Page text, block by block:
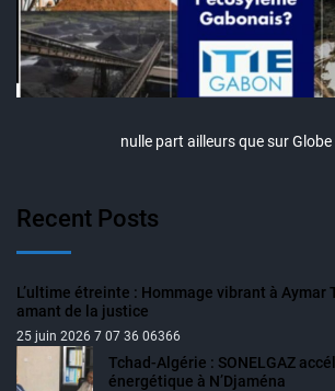
nulle part ailleurs que sur
Recent Posts
L’ultime étreinte : Hommage vibrant à Aymar
amant de la justice
25 juin 2026 7 07 36 06366
Tchad-Algérie : SONELGAZ
énergétique à N’Djaména